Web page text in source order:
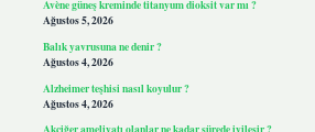
Avène güneş kreminde titanyum dioksit var mı ?
Ağustos 5, 2026
Balık yavrusuna ne denir ?
Ağustos 4, 2026
Alzheimer teşhisi nasıl koyulur ?
Ağustos 4, 2026